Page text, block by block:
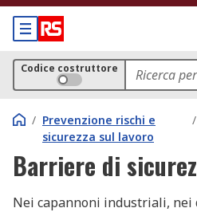
Codice costruttore
/ Prevenzione rischi e
sicurezza sul lavoro
/
Barriere di
Nei capannoni industriali, nei